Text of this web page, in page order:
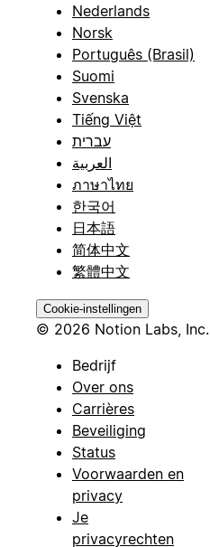
Nederlands
Norsk
Português (Brasil)
Suomi
Svenska
Tiếng Việt
עברית
العربية
ภาษาไทย
한국어
日本語
简体中文
繁體中文
Cookie-instellingen
© 2026 Notion Labs, Inc.
Bedrijf
Over ons
Carrières
Beveiliging
Status
Voorwaarden en
privacy
Je
privacyrechten